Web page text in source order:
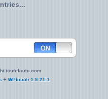
toutelauto.com
+ WPtouch 1.9.21.1